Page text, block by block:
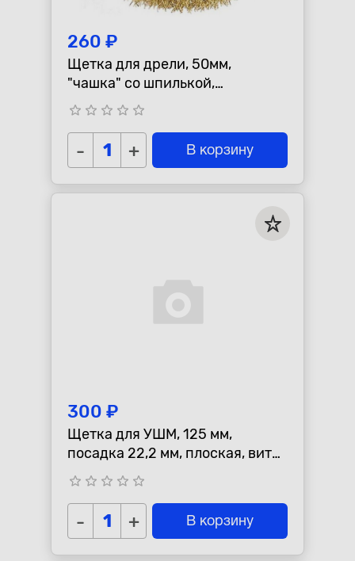
260 ₽
Щетка для дрели, 50мм,
"чашка" со шпилькой,
латунированная витая
проволока
star_border star_border star_border star_border star_border
- + В корзину
300 ₽
Щетка для УШМ, 125 мм,
посадка 22,2 мм, плоская, витая
проволока СИБРТЕХ 746567
star_border star_border star_border star_border star_border
- + В корзину